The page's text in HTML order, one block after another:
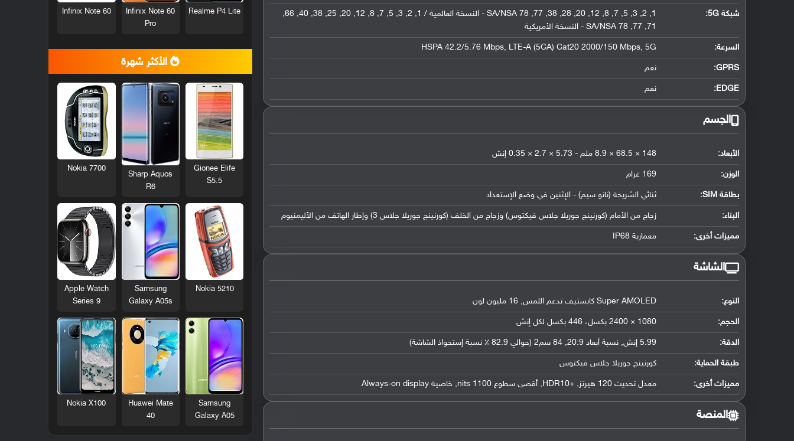
شبكة 5G :
1, 2, 3, 5, 7, 8, 12, 20, 28, 38, 77, 78 SA/NSA - النسخة العالمية / 1, 2, 3, 5, 7, 8, 12, 20, 25, 38, 40, 66,
71, 77, 78 SA/NSA - النسخة الأمريكية
السرعة: HSPA 42.2/5.76 Mbps, LTE-A (5CA) Cat20 2000/150 Mbps, 5G
GPRS: نعم
EDGE: نعم
الجسم
الأبعاد: 148 × 68.5 × 8.9 ملم - 5.73 × 2.7 × 0.35 إنش
الوزن: 169 غرام
بطاقة SIM: ثنائي الشريحة (نانو سيم) - الإثنين في وضع الإستعداد
البناء: زجاج من الأمام (كورنينج جوريلا جلاس فيكتوس) وزجاج من الخلف (كورنينج جوريلا جلاس 3) وإطار الهاتف من الأليمنيوم
مميزات أخرى: معمارية IP68
الشاشة
النوع: Super AMOLED كابستيف تدعم اللمس, 16 مليون لون
الحجم: 1080 × 2400 بكسل، 446 بكسل لكل إنش
الدقة: 5.99 إنش, نسبة أبعاد 20:9, 84 سم2 (حوالي 82.9 ٪ نسبة إستحواذ الشاشة)
طبقة الحماية: كورنينج جوريلا جلاس فيكتوس
مميزات أخرى: معدل تحديث 120 هيرتز, +HDR10, أقصى سطوع 1100 nits, خاصية Always-on display
المنصة
Realme P4 Lite
Infinix Note 60
Pro
Infinix Note 60
الأكثر شهرة
Gionee Elife
S5.5
Sharp Aquos
R6
Nokia 7700
Nokia 5210
Samsung
Galaxy A05s
Apple Watch
Series 9
Samsung
Galaxy A05
Huawei Mate
40
Nokia X100